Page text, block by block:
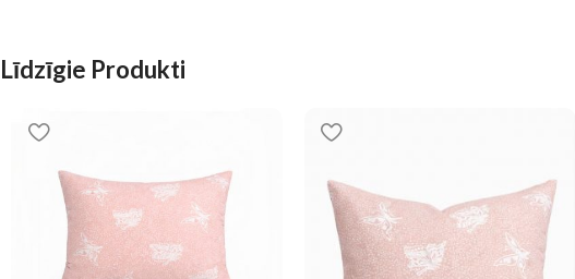
Līdzīgie Produkti